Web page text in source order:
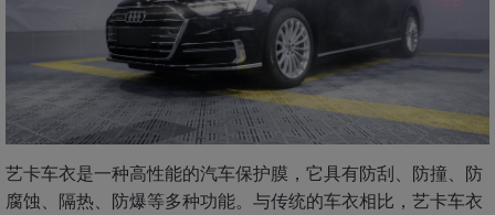
艺卡车衣是一种高性能的汽车保护膜，它具有防刮、防撞、防
腐蚀、隔热、防爆等多种功能。与传统的车衣相比，艺卡车衣